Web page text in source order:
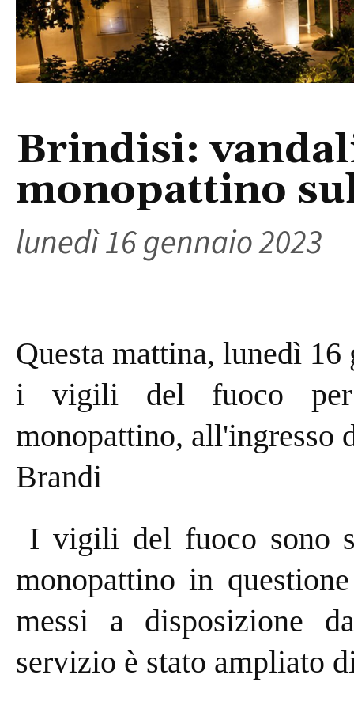
Brindisi:
monopattino
lunedì 16 gennaio 2023
Questa mattina, lunedì
i vigili del fuoco per
monopattino, all'ingresso
Brandi
I vigili del fuoco sono
monopattino in
messi a disposizione
servizio è stato ampliato